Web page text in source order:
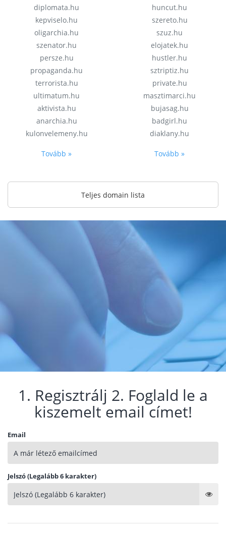
diplomata.hu
kepviselo.hu
oligarchia.hu
szenator.hu
persze.hu
propaganda.hu
terrorista.hu
ultimatum.hu
aktivista.hu
anarchia.hu
kulonvelemeny.hu
Tovább »
huncut.hu
szereto.hu
szuz.hu
elojatek.hu
hustler.hu
sztriptiz.hu
private.hu
masztimarci.hu
bujasag.hu
badgirl.hu
diaklany.hu
Tovább »
Teljes domain lista
1. Regisztrálj 2. Foglald le a
kiszemelt email címet!
Email
Jelszó (Legalább 6 karakter)